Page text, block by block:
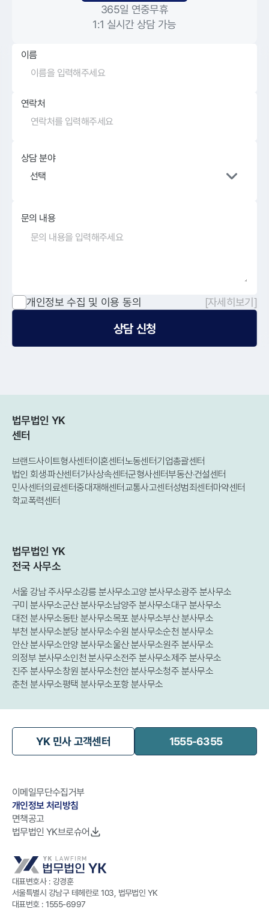
365일 연중무휴
1:1 실시간 상담 가능
이름
연락처
상담 분야
선택
문의 내용
개인정보 수집 및 이용 동의 [자세히보기]
상담 신청
법무법인 YK
센터
브랜드사이트형사센터이혼센터노동센터기업총괄센터
법인 회생·파산센터가사상속센터군형사센터부동산·건설센터
민사센터의료센터중대재해센터교통사고센터성범죄센터마약센터
학교폭력센터
법무법인 YK
전국 사무소
서울 강남 주사무소강릉 분사무소고양 분사무소광주 분사무소
구미 분사무소군산 분사무소남양주 분사무소대구 분사무소
대전 분사무소동탄 분사무소목포 분사무소부산 분사무소
부천 분사무소분당 분사무소수원 분사무소순천 분사무소
안산 분사무소안양 분사무소울산 분사무소원주 분사무소
의정부 분사무소인천 분사무소전주 분사무소제주 분사무소
진주 분사무소창원 분사무소천안 분사무소청주 분사무소
춘천 분사무소평택 분사무소포항 분사무소
YK 민사 고객센터 1555-6355
이메일무단수집거부
개인정보 처리방침
면책공고
법무법인 YK브로슈어
대표변호사 : 강경훈
서울특별시 강남구 테헤란로 103, 법무법인 YK
대표번호 :1555-6997